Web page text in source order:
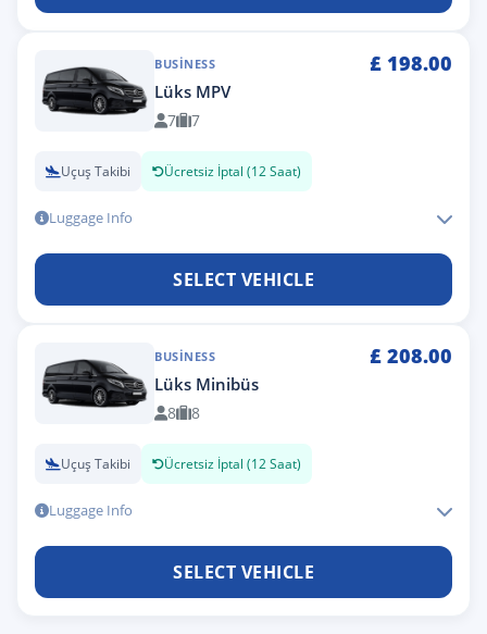
BUSINESS £ 198.00
Lüks MPV
7 7
Uçuş Takibi Ücretsiz İptal (12 Saat)
Luggage Info
SELECT VEHICLE
BUSINESS £ 208.00
Lüks Minibüs
8 8
Uçuş Takibi Ücretsiz İptal (12 Saat)
Luggage Info
SELECT VEHICLE